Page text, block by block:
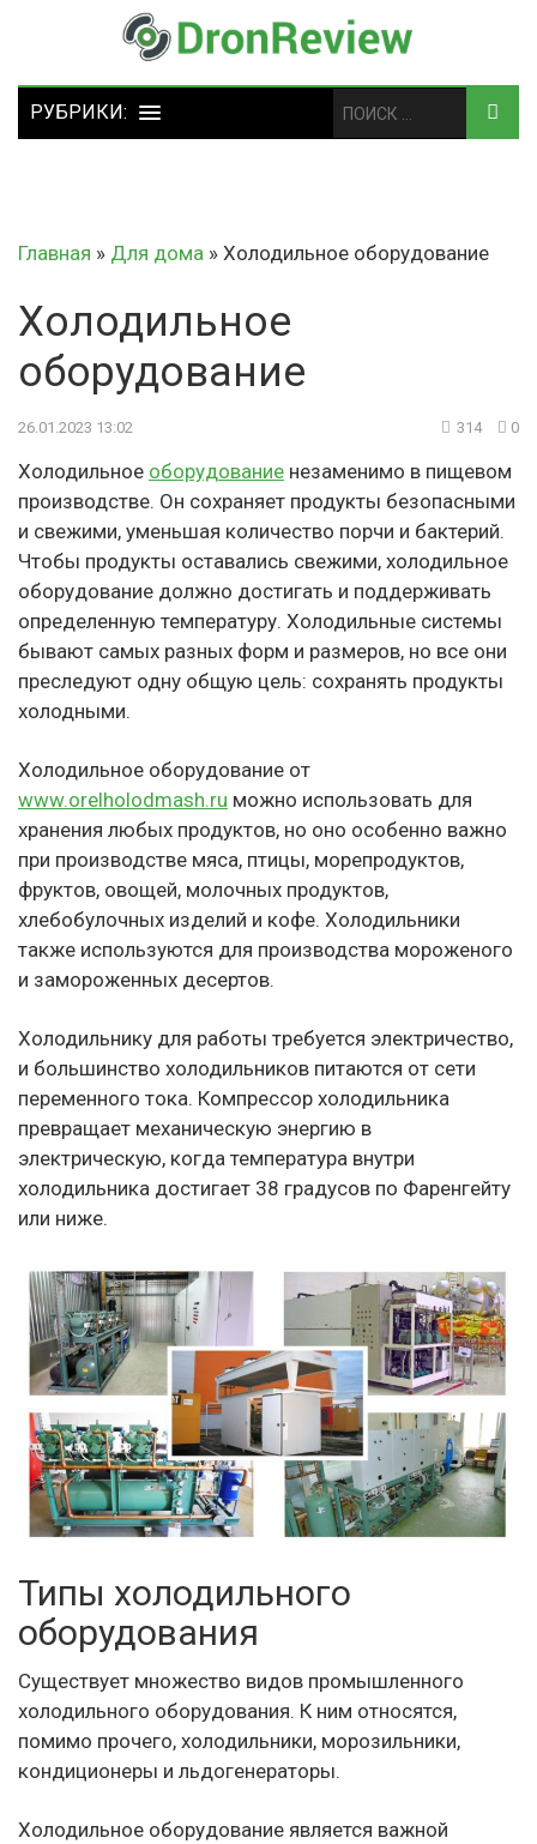
Главная » Для дома » Холодильное оборудование
Холодильное
оборудование
26.01.2023 13:02 314 0
Холодильное оборудование незаменимо в пищевом
производстве. Он сохраняет продукты безопасными
и свежими, уменьшая количество порчи и бактерий.
Чтобы продукты оставались свежими, холодильное
оборудование должно достигать и поддерживать
определенную температуру. Холодильные системы
бывают самых разных форм и размеров, но все они
преследуют одну общую цель: сохранять продукты
холодными.
Холодильное оборудование от
www.orelholodmash.ru можно использовать для
хранения любых продуктов, но оно особенно важно
при производстве мяса, птицы, морепродуктов,
фруктов, овощей, молочных продуктов,
хлебобулочных изделий и кофе. Холодильники
также используются для производства мороженого
и замороженных десертов.
Холодильнику для работы требуется электричество,
и большинство холодильников питаются от сети
переменного тока. Компрессор холодильника
превращает механическую энергию в
электрическую, когда температура внутри
холодильника достигает 38 градусов по Фаренгейту
или ниже.
Типы холодильного
оборудования
Существует множество видов промышленного
холодильного оборудования. К ним относятся,
помимо прочего, холодильники, морозильники,
кондиционеры и льдогенераторы.
Холодильное оборудование является важной